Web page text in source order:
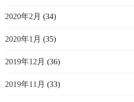
2020年2月 (34)
2020年1月 (35)
2019年12月 (36)
2019年11月 (33)